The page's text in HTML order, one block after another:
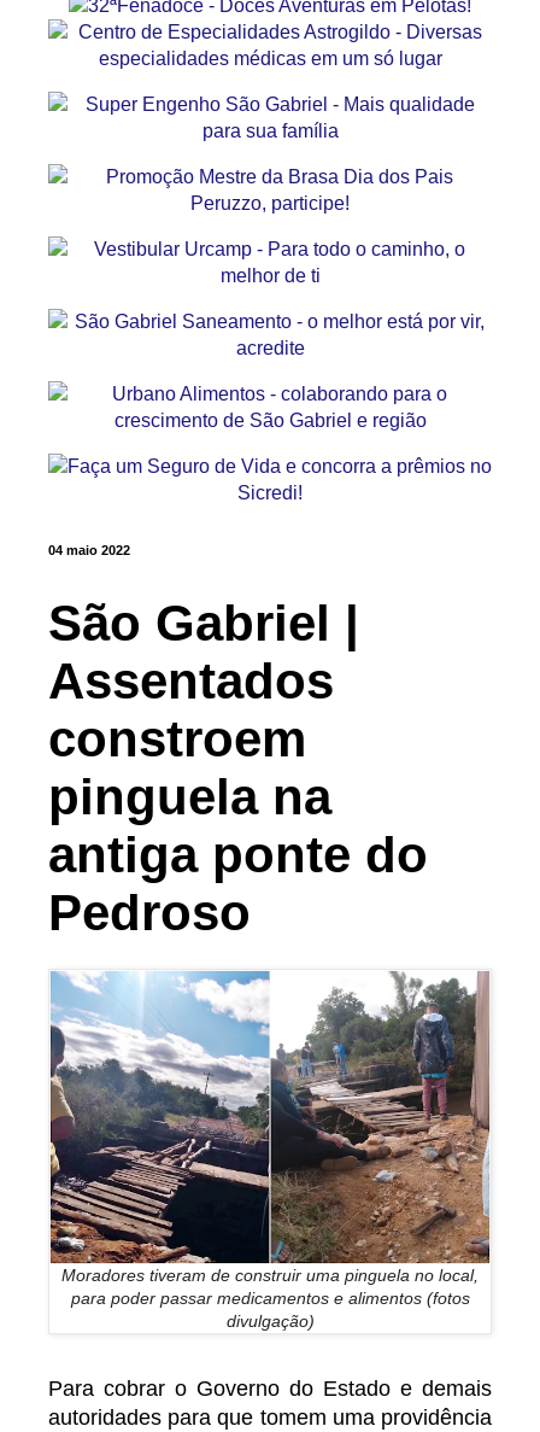
04 maio 2022
São Gabriel |
Assentados
constroem
pinguela na
antiga ponte do
Pedroso
Moradores tiveram de construir uma pinguela no local,
para poder passar medicamentos e alimentos (fotos
divulgação)
Para cobrar o Governo do Estado e demais
autoridades para que tomem uma providência